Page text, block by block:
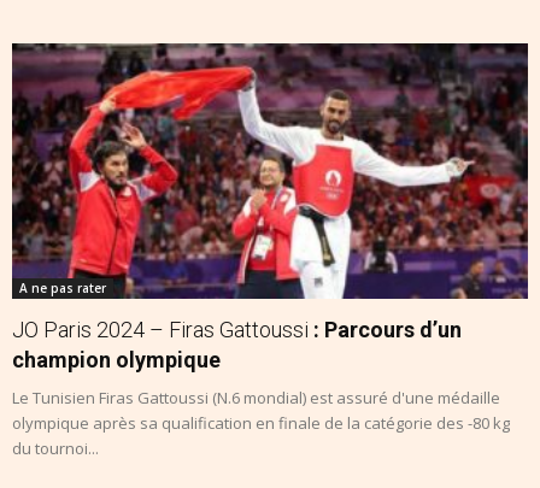
A ne pas rater
JO Paris 2024 – Firas Gattoussi : Parcours d’un
champion olympique
Le Tunisien Firas Gattoussi (N.6 mondial) est assuré d'une médaille
olympique après sa qualification en finale de la catégorie des -80 kg
du tournoi...